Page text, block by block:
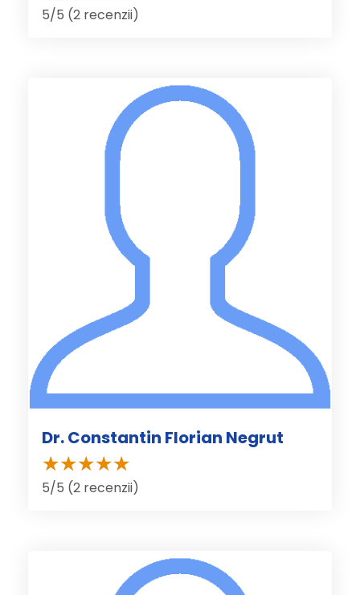
5/5 (2 recenzii)
Dr. Constantin Florian Negrut
5/5 (2 recenzii)